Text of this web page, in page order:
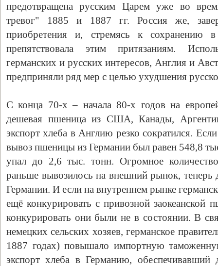
предотвращена русским Царем уже во
тревог" 1885 и 1887 гг. Россия же,
приобретения и, стремясь к сохранению
препятствовала этим притязаниям.
германских и русских интересов, Англия и
предприняли ряд мер с целью ухудшения
С конца 70-х – начала 80-х годов на
дешевая пшеница из США, Канады,
экспорт хлеба в Англию резко сократился.
вывоз пшеницы из Германии был равен 548,8
упал до 2,6 тыс. тонн. Огромное
раньше вывозилось на внешний рынок,
Германии. И если на внутреннем рынке
ещё конкурировать с привозной заокеанской
конкурировать они были не в состоянии. В
немецких сельских хозяев, германское
1887 годах) повышало импортную
экспорт хлеба в Германию, обеспечивавший